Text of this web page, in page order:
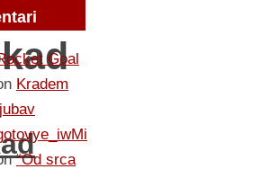
Goal
Kradem
“Od srca